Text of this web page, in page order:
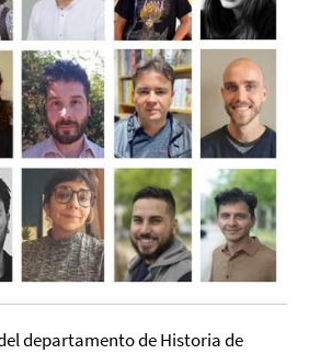
departamento de Historia de